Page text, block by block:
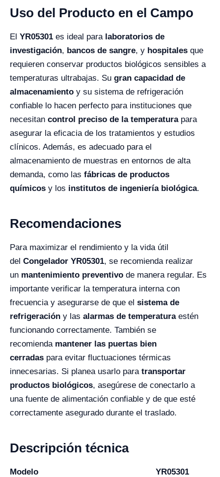
Uso del Producto en el Campo
El YR05301 es ideal para laboratorios de
investigación, bancos de sangre, y hospitales que
requieren conservar productos biológicos sensibles a
temperaturas ultrabajas. Su gran capacidad de
almacenamiento y su sistema de refrigeración
confiable lo hacen perfecto para instituciones que
necesitan control preciso de la temperaturapara
asegurar la eficacia de los tratamientos y estudios
clínicos. Además, es adecuado para el
almacenamiento de muestras en entornos de alta
demanda, como las fábricas de productos
químicos y los institutos de ingeniería biológica.
Recomendaciones
Para maximizar el rendimiento y la vida útil
del Congelador YR05301, se recomienda realizar
un mantenimiento preventivo de manera regular. Es
importante verificar la temperatura interna con
frecuencia y asegurarse de que el sistema de
refrigeración y las alarmas de temperaturaestén
funcionando correctamente. También se
recomienda mantener las puertas bien
cerradas para evitar fluctuaciones térmicas
innecesarias. Si planea usarlo para transportar
productos biológicos, asegúrese de conectarlo a
una fuente de alimentación confiable y de que esté
correctamente asegurado durante el traslado.
Descripción técnica
Modelo YR05301